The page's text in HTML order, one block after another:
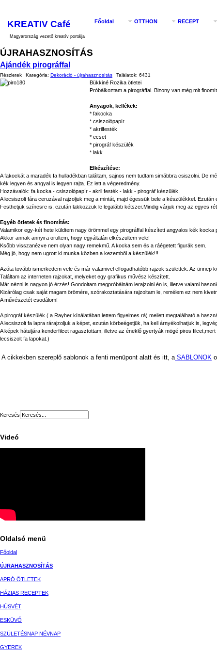
KREATIV Café
Magyarország vezető kreatív portálja
Főoldal OTTHON RECEPT
ÚJRAHASZNOSÍTÁS
Ajándék pirográffal
Részletek Kategória: Dekoráció - újrahasznosítás Találatok: 6431
Bükkiné Rozika ötletei
Próbálkoztam a pirográffal. Bizony van még mit
Anyagok, kellékek:
* fakocka
* csiszolópapír
* akrilfesték
* ecset
* pirográf készülék
* lakk
Elkészítése:
A fakockát a maradék fa hulladékban találtam, sajnos nem tudtam simábbra csiszolni. De
kék legyen és angyal is legyen rajta. Ez lett a végeredmény.
Hozzávalók: fa kocka - csiszolópapír - akril festék - lakk - pirográf készülék.
A lecsiszolt fára ceruzával rajzoljuk meg a mintát, majd égessük bele a készülékkel.
Festhetjük színesre is, ezután lakkozzuk le legalább kétszer.Mindig várjuk meg az egyes
Egyéb ötletek és finomítás:
Valamikor egy-két hete küldtem nagy örömmel egy pirográffal készített angyalos kék kocka
Akkor annak annyira örültem, hogy egyáltalán elkészültem vele!
Ksőbb visszanézve nem olyan nagy remekmű. A kocka sem és a ráégetett figurák sem.
Még jó, hogy nem ugrott ki munka közben a kezemből a készülék!!!
Azóta tovább ismerkedem vele és már valamivel elfogadhatóbb rajzok születtek. Az ünnep
Találtam az interneten rajzokat, melyeket egy grafikus művész készített.
Már nézni is nagyon jó érzés! Gondoltam megpróbálnám lerajzolni én is, illetve valami
Kizárólag csak saját magam örömére, szórakoztatására rajzoltam le, remélem ez nem
A művészetét csodálom!
A pirográf készülék ( a Rayher kínálatában lettem figyelmes rá) mellett megtalálható a
A lecsiszolt fa lapra rárajzoljuk a képet, ezután körbeégetjük, ha kell árnyékolhatjuk is,
A képek hátuljára kenderfilcet ragasztottam, illetve az éneklő gyertyák mögé piros
lecsiszolt fa lapokat.)
A cikkekben szereplő sablonok a fenti menüpont alatt és itt, aSABLONOK
Keresés
Videó
Oldalsó menü
Főoldal
ÚJRAHASZNOSÍTÁS
APRÓ ÖTLETEK
HÁZIAS RECEPTEK
HÚSVÉT
ESKÜVŐ
SZÜLETÉSNAP NÉVNAP
GYEREK